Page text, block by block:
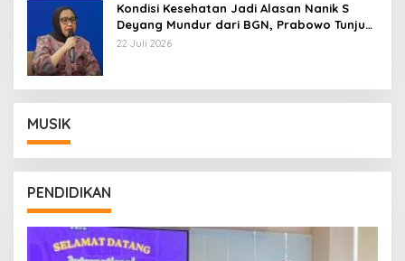
Kondisi Kesehatan Jadi Alasan Nanik S
Deyang Mundur dari BGN, Prabowo Tunjuk
Wamentan Sudaryono
22 Juli 2026
MUSIK
PENDIDIKAN